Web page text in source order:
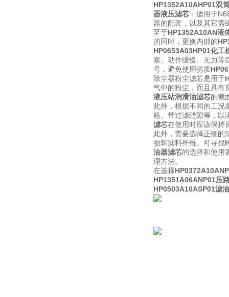
HP1352A10AHP01双
器液压滤芯 ：适用于
器的配套，以及其它需
至于HP1352A10AN液
的同时，更换内部的
HP0653A03HP01化工
塞、动作缓慢、无力等
号，避免使用劣质
除尘器粉尘滤芯是用于
气中的粉尘，而且具有
液压站润滑油滤芯的截
此外，根据不同的工况
筋、带过滤缝隙等，以
滤芯在使用时应该保持
此外，需要选择正确的
损坏滤料纤维。可寻找
油器滤芯的选择和使用
理方法。
在选择
HP1351A06ANP01压
HP0503A10ASP01滤